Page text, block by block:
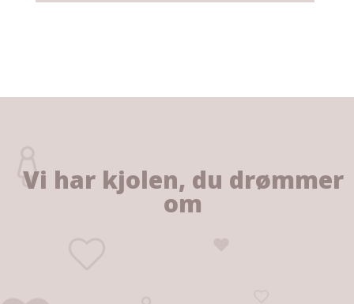
Vi har kjolen, du drømmer
om